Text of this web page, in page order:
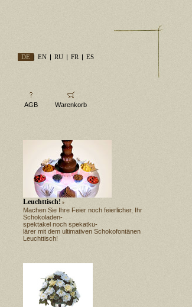
DE EN RU FR ES
AGB Warenkorb
Leuchttisch!
Machen Sie Ihre Feier noch feierlicher, Ihr
Schokoladen-
spektakel noch spekatku-
lärer mit dem ultimativen Schokofontänen
Leuchttisch!